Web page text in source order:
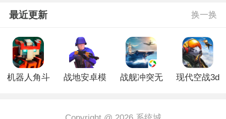
最近更新 换一换
机器人角斗
战地安卓模
战舰冲突无
现代空战3d